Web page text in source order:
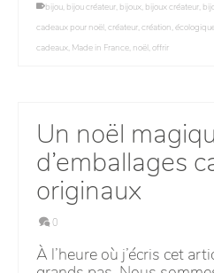
bijou, bijou créateur, bijoux, bijoux créateur,
cadeaux pour noël,créateur,création,
cadeaux, Made in France, noël,offrir
Un noël
d’emballages
originaux
0
À l’heure où j’écris cet